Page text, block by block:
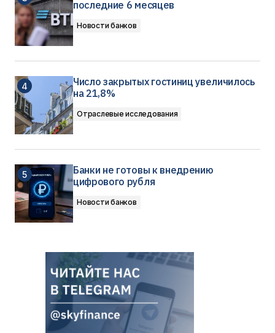
последние 6 месяцев
Новости банков
Число закрытых гостиниц увеличилось
на 21,8%
Отраслевые исследования
Банки не готовы к внедрению
цифрового рубля
Новости банков